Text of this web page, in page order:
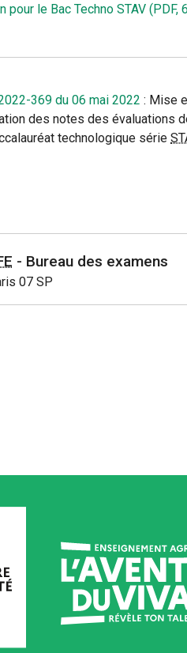
le Bac Techno STAV (PDF,
369 du 06 mai 2022 : Mise
des notes des évaluations
technologique série
- Bureau des examens
07 SP